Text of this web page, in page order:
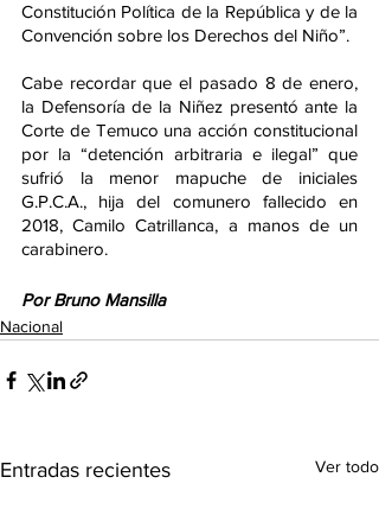
Constitución Política de la República y de la
Convención sobre los Derechos del Niño”.
Cabe recordar que el pasado 8 de enero,
la Defensoría de la Niñez presentó ante la
Corte de Temuco una acción constitucional
por la “detención arbitraria e ilegal” que
sufrió la menor mapuche de iniciales
G.P.C.A., hija del comunero fallecido en
2018, Camilo Catrillanca, a manos de un
carabinero.
Por Bruno Mansilla
Nacional
Entradas recientes Ver todo